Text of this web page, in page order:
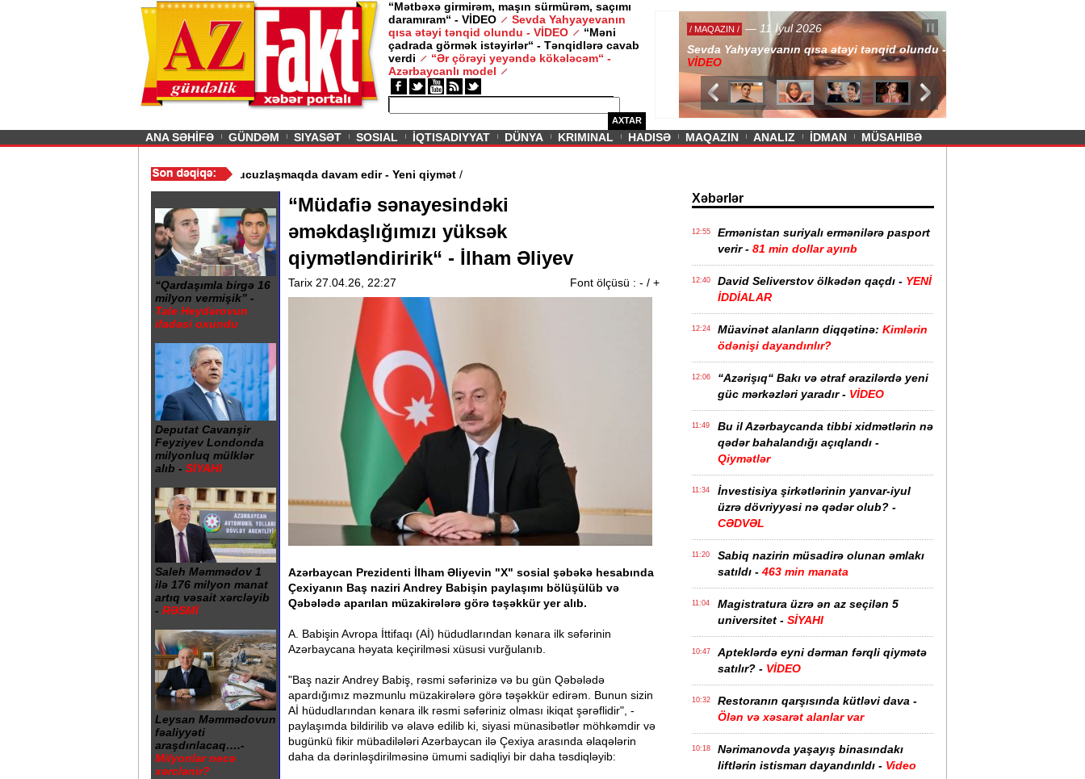
“Mətbəxə girmirəm, maşın sürmürəm, saçımı
daramıram“ - VİDEO
Sevda Yahyayevanın
qısa ətəyi tənqid olundu - VİDEO
“Məni
çadrada görmək istəyirlər“ - Tənqidlərə cavab
verdi
“Ər çörəyi yeyəndə kökələcəm“ -
Azərbaycanlı model
AXTAR
/ MAQAZIN / — 11 İyul 2026
Sevda Yahyayevanın qısa ətəyi tənqid olundu -
VİDEO
Previous
ANA SƏHİFƏ GÜNDƏM SIYASƏT SOSIAL İQTISADIYYAT DÜNYA KRIMINAL HADISƏ MAQAZIN ANALIZ İDMAN MÜSAHIBƏ
istismarı dayandırıldı - Video/Azərbaycan nefti ucuzlaşmaqda davam edir - Yeni qiymət
“Qardaşımla birgə 16
milyon vermişik” -
Tale Heydərovun
ifadəsi oxundu
Deputat Cavanşir
Feyziyev Londonda
milyonluq mülklər
alıb - SİYAHI
Saleh Məmmədov 1
ilə 176 milyon manat
artıq vəsait xərcləyib
- RƏSMİ
Leysan Məmmədovun
fəaliyyəti
araşdırılacaq….-
Milyonlar necə
xərclənir?
“Müdafiə sənayesindəki
əməkdaşlığımızı yüksək
qiymətləndiririk“ - İlham Əliyev
Tarix 27.04.26, 22:27 Font ölçüsü : - / +
Azərbaycan Prezidenti İlham Əliyevin "X" sosial şəbəkə hesabında
Çexiyanın Baş naziri Andrey Babişin paylaşımı bölüşülüb və
Qəbələdə aparılan müzakirələrə görə təşəkkür yer alıb.
A. Babişin Avropa İttifaqı (Aİ) hüdudlarından kənara ilk səfərinin
Azərbaycana həyata keçirilməsi xüsusi vurğulanıb.
"Baş nazir Andrey Babiş, rəsmi səfərinizə və bu gün Qəbələdə
apardığımız məzmunlu müzakirələrə görə təşəkkür edirəm. Bunun sizin
Aİ hüdudlarından kənara ilk rəsmi səfəriniz olması ikiqat şərəflidir", -
paylaşımda bildirilib və əlavə edilib ki, siyasi münasibətlər möhkəmdir və
bugünkü fikir mübadilələri Azərbaycan ilə Çexiya arasında əlaqələrin
daha da dərinləşdirilməsinə ümumi sadiqliyi bir daha təsdiqləyib:
Xəbərlər
12:55
Ermənistan suriyalı ermənilərə pasport
verir - 81 min dollar ayırıb
12:40 David Seliverstov ölkədən qaçdı - YENİ
İDDİALAR
12:24 Müavinət alanların diqqətinə: Kimlərin
ödənişi dayandırılır?
12:06
“Azərişıq“ Bakı və ətraf ərazilərdə yeni
güc mərkəzləri yaradır - VİDEO
11:49
Bu il Azərbaycanda tibbi xidmətlərin nə
qədər bahalandığı açıqlandı -
Qiymətlər
11:34
İnvestisiya şirkətlərinin yanvar-iyul
üzrə dövriyyəsi nə qədər olub? -
CƏDVƏL
11:20
Sabiq nazirin müsadirə olunan əmlakı
satıldı - 463 min manata
11:04
Magistratura üzrə ən az seçilən 5
universitet - SİYAHI
10:47
Apteklərdə eyni dərman fərqli qiymətə
satılır? - VİDEO
10:32
Restoranın qarşısında kütləvi dava -
Ölən və xəsarət alanlar var
10:18
Nərimanovda yaşayış binasındakı
liftlərin istismarı dayandırıldı - Video